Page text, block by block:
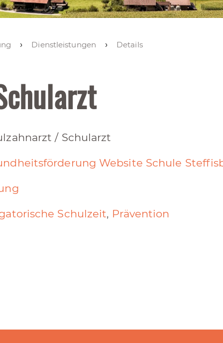
Dienstleistungen Details
/ Schularzt
Website Schule
Schulzeit, Prävention